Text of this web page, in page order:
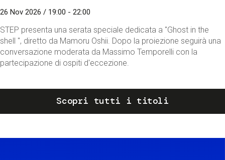
26 Nov 2026 / 19:00 - 22:00
STEP presenta una serata speciale dedicata a "Ghost in the
shell ", diretto da Mamoru Oshii. Dopo la proiezione seguirà una
conversazione moderata da Massimo Temporelli con la
partecipazione di ospiti d'eccezione.
Scopri tutti i titoli